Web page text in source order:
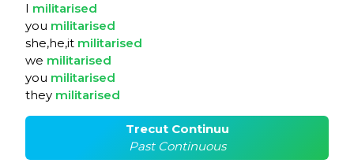
I militarised
you militarised
she,he,it militarised
we militarised
you militarised
they militarised
Trecut Continuu
Past Continuous